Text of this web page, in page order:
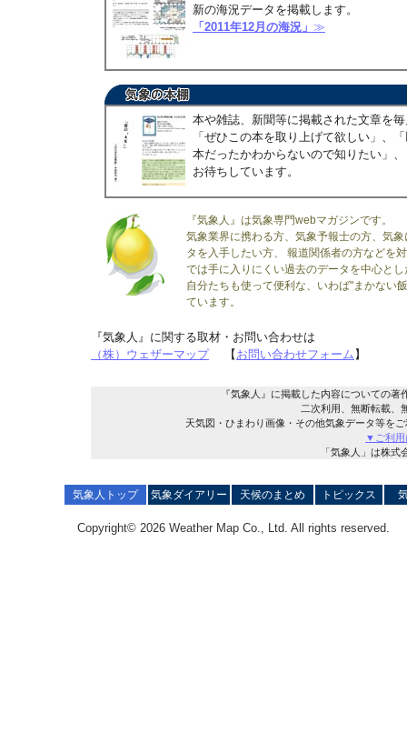
新の海況データを掲載します。
「2011年12月の海況」 ≫
本や雑誌、新聞等に掲載された文章を
「ぜひこの本を取り上げて欲しい」、
本だったかわからないので知りたい」
お待ちしています。
『気象人』は気象専門webマガジンです。
気象業界に携わる方、気象予報士の方、気
タを入手したい方、 報道関係者の方などを
では手に入りにくい過去のデータを中心と
自分たちも使って便利な、いわば"まかない
ています。
『気象人』に関する取材・お問い合わせは
（株）ウェザーマップ【 お問い合わせフォーム 】
『気象人』に掲載した内容についての
二次利用、無断転載、
天気図・ひまわり画像・その他気象データ等を
▼ご利用
「気象人」は株
気象人トップ 気象ダイアリー 天候のまとめ トピックス
Copyright© 2026 Weather Map Co., Ltd. All rights reserved.